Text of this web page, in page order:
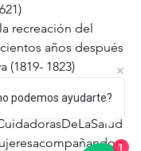
recreación del
años después
(1819- 1823)
#arte#ritual#obras
podemos ayudarte?
1